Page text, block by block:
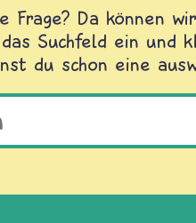
Da können
Suchfeld ein und
du schon eine